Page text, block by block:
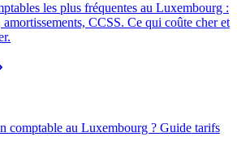
les plus fréquentes au Luxembourg :
CCSS. Ce qui coûte cher et
comptable au Luxembourg ? Guide tarifs